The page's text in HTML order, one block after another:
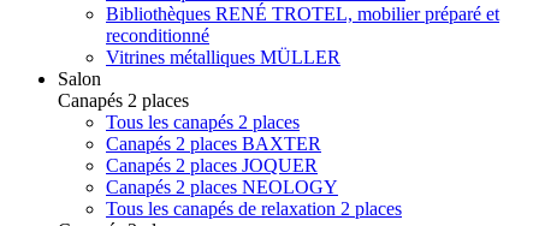
Bibliothèques RENÉ TROTEL, mobilier préparé et
reconditionné
Vitrines métalliques MÜLLER
Salon
Canapés 2 places
Tous les canapés 2 places
Canapés 2 places BAXTER
Canapés 2 places JOQUER
Canapés 2 places NEOLOGY
Tous les canapés de relaxation 2 places